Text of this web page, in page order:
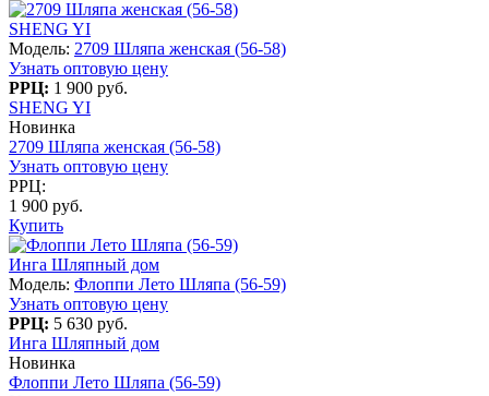
SHENG YI
Модель: 2709 Шляпа женская (56-58)
Узнать оптовую цену
РРЦ: 1 900 руб.
SHENG YI
Новинка
2709 Шляпа женская (56-58)
Узнать оптовую цену
РРЦ:
1 900 руб.
Купить
Инга Шляпный дом
Модель: Флоппи Лето Шляпа (56-59)
Узнать оптовую цену
РРЦ: 5 630 руб.
Инга Шляпный дом
Новинка
Флоппи Лето Шляпа (56-59)